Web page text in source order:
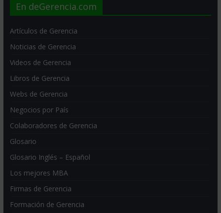
En deGerencia.com
Artículos de Gerencia
Noticias de Gerencia
Videos de Gerencia
Libros de Gerencia
Webs de Gerencia
Negocios por País
Colaboradores de Gerencia
Glosario
Glosario Inglés – Español
Los mejores MBA
Firmas de Gerencia
Formación de Gerencia